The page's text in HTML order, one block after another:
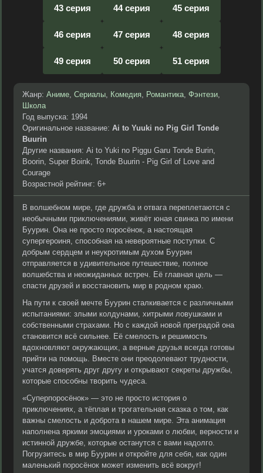
43 серия 44 серия 45 серия
46 серия 47 серия 48 серия
49 серия 50 серия 51 серия
Жанр: Аниме, Сериалы, Комедия, Романтика, Фэнтези,
Школа
Год выпуска: 1994
Оригинальное название: Ai to Yuuki no Pig Girl Tonde
Buurin
Другие названия: Ai to Yuki no Piggu Garu Tonde Burin,
Boorin, Super Boink, Tonde Buurin - Pig Girl of Love and
Courage
Возрастной рейтинг: 6+
В волшебном мире, где дружба и отвага переплетаются с
необычными приключениями, живёт юная свинка по имени
Буурин. Она не просто поросёнок, а настоящая
супергероиня, способная на невероятные поступки. С
добрым сердцем и неукротимым духом Буурин
отправляется в удивительное путешествие, полное
волшебства и неожиданных встреч. Её главная цель —
спасти друзей и восстановить мир в родном краю.
На пути к своей мечте Буурин сталкивается с различными
испытаниями: злыми колдунами, хитрыми ловушками и
собственными страхами. Но с каждой новой преградой она
становится всё сильнее. Её смелость и решимость
вдохновляют окружающих, а верные друзья всегда готовы
прийти на помощь. Вместе они преодолевают трудности,
учатся доверять друг другу и открывают секреты дружбы,
которые способны творить чудеса.
«Суперпоросёнок» — это не просто история о
приключениях, а тёплая и трогательная сказка о том, как
важны смелость и доброта в нашем мире. Эта анимация
наполнена яркими эмоциями и уроками о любви, верности и
истинной дружбе, которые останутся с вами надолго.
Погрузитесь в мир Буурин и откройте для себя, как один
маленький поросёнок может изменить всё вокруг!